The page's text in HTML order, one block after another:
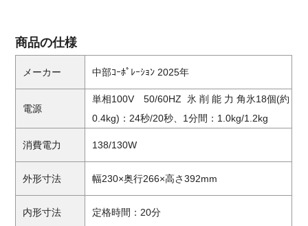
商品の仕様
メーカー 中部ｺｰﾎﾟﾚｰｼｮﾝ 2025年
電源
単相100V 50/60HZ 氷 削 能 力 角氷18個(約
0.4kg)：24秒/20秒、1分間：1.0kg/1.2kg
消費電力 138/130W
外形寸法 幅230×奥行266×高さ392mm
内形寸法 定格時間：20分